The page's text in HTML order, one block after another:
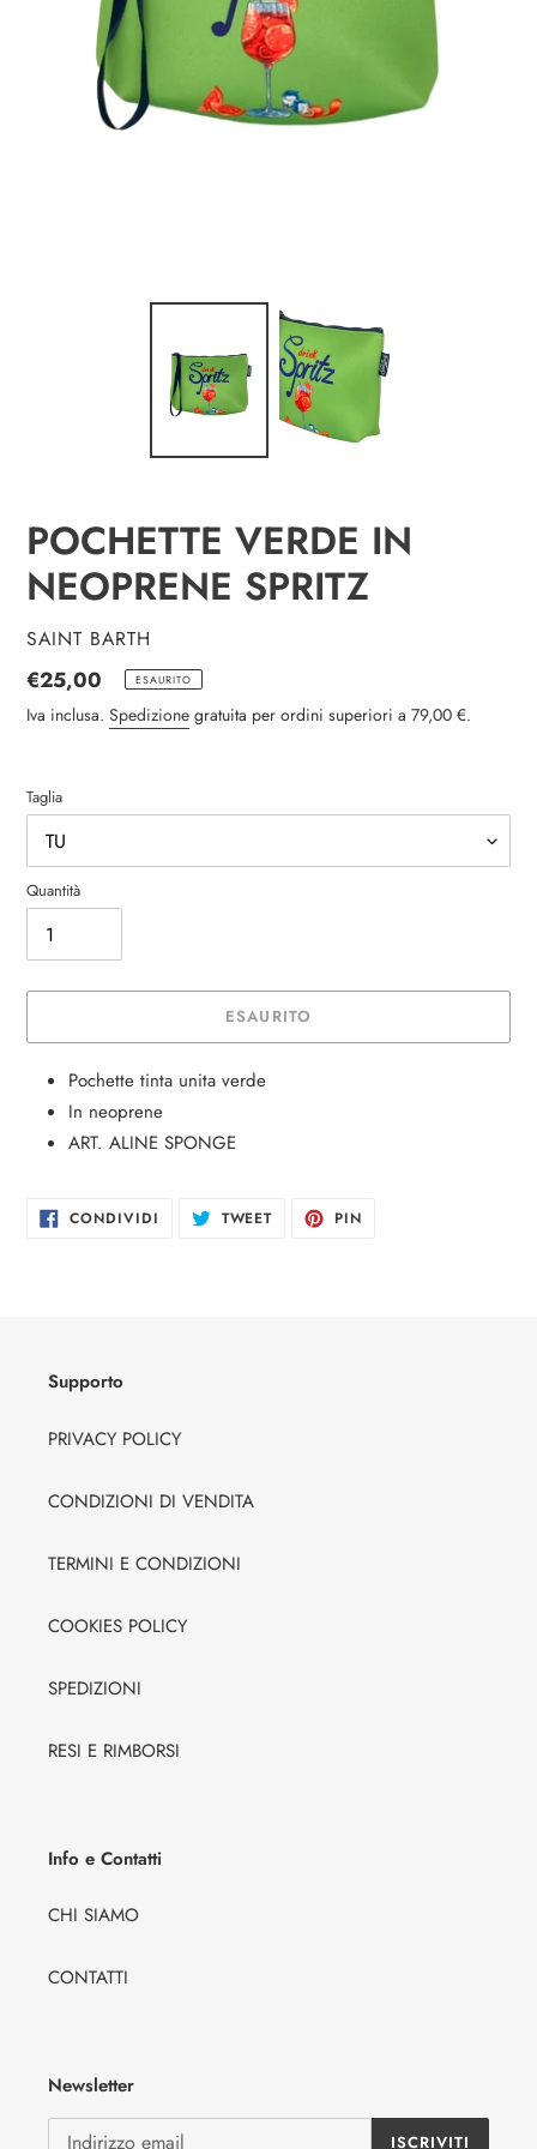
POCHETTE VERDE IN
NEOPRENE SPRITZ
VENDITORE
SAINT BARTH
Prezzo
di
€25,00 ESAURITO
Iva inclusa. Spedizione gratuita per ordini superiori a 79,00 €.
Taglia
Quantità
ESAURITO
InserimentoPochette tinta unita verde
In neoprene
ART. ALINE SPONGE
CONDIVIDI CONDIVIDITWEETTWITTA PIN
Supporto
PRIVACY POLICY
CONDIZIONI DI VENDITA
TERMINI E CONDIZIONI
COOKIES POLICY
SPEDIZIONI
RESI E RIMBORSI
Info e Contatti
CHI SIAMO
CONTATTI
Newsletter
ISCRIVITI